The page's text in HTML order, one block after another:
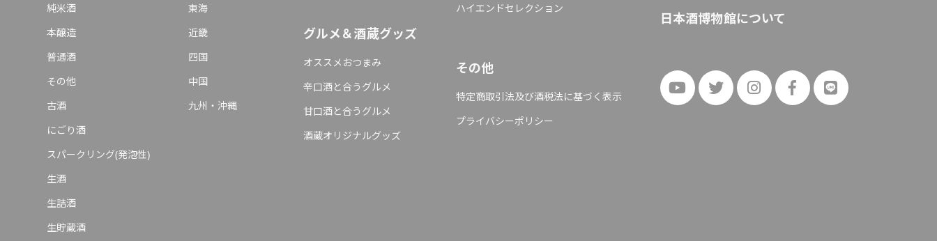
純米酒
本醸造
普通酒
その他
古酒
にごり酒
スパークリング(発泡性)
生酒
生詰酒
生貯蔵酒
東海
近畿
四国
中国
九州・沖縄
グルメ＆酒蔵グッズ
オススメおつまみ
辛口酒と合うグルメ
甘口酒と合うグルメ
酒蔵オリジナルグッズ
ハイエンドセレクション
その他
特定商取引法及び酒税法に基づく表示
プライバシーポリシー
日本酒博物館について